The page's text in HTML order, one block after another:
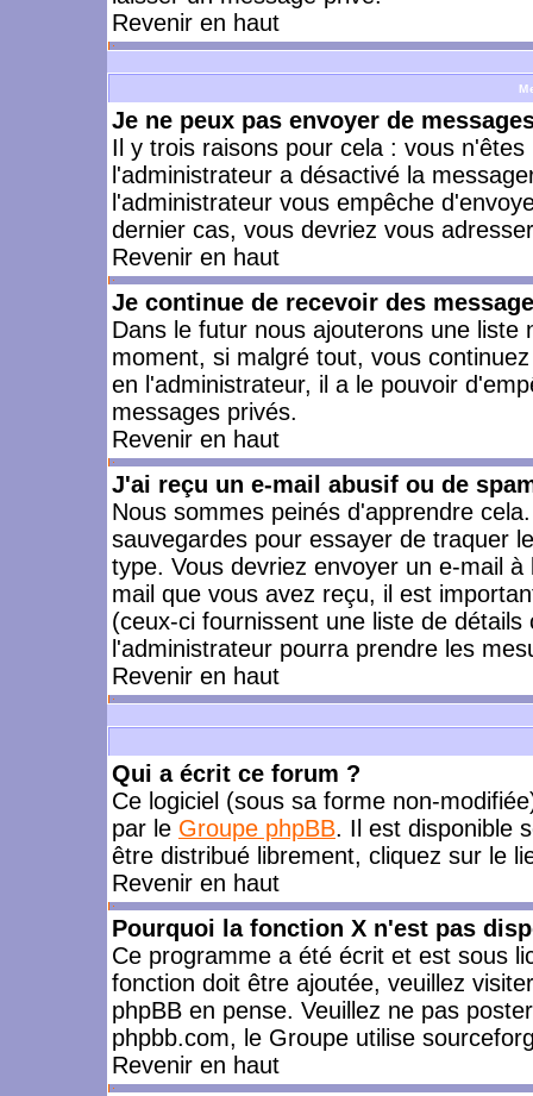
Revenir en haut
Je ne peux pas envoyer de
Il y trois raisons pour cela : vous
l'administrateur a désactivé la
l'administrateur vous empêche
dernier cas, vous devriez vous
Revenir en haut
Je continue de recevoir des
Dans le futur nous ajouterons une
moment, si malgré tout, vous
en l'administrateur, il a le pouvoir
messages privés.
Revenir en haut
J'ai reçu un e-mail abusif ou de
Nous sommes peinés d'apprendre
sauvegardes pour essayer de traquer
type. Vous devriez envoyer un e-mail
mail que vous avez reçu, il est
(ceux-ci fournissent une liste de
l'administrateur pourra prendre les
Revenir en haut
Qui a écrit ce forum ?
Ce logiciel (sous sa forme non-
par le Groupe phpBB. Il est disponible
être distribué librement, cliquez sur le
Revenir en haut
Pourquoi la fonction X n'est pas
Ce programme a été écrit et est sous
fonction doit être ajoutée, veuillez
phpBB en pense. Veuillez ne pas
phpbb.com, le Groupe utilise
Revenir en haut